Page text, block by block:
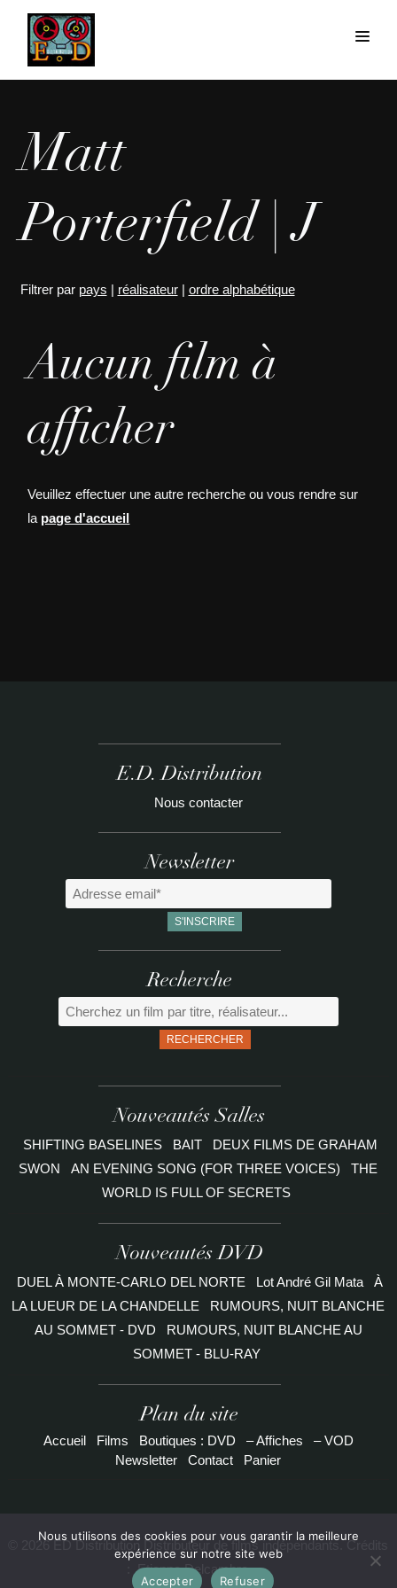
Matt
Porterfield | J
Filtrer par pays | réalisateur| ordre alphabétique
Aucun film à
afficher
Veuillez effectuer une autre recherche ou vous rendre sur
la page d'accueil
E.D. Distribution
Nous contacter
Newsletter
Recherche
RECHERCHER
Nouveautés Salles
SHIFTING BASELINES BAIT
DEUX FILMS DE GRAHAM
SWON
AN EVENING SONG (FOR THREE VOICES)
THE
WORLD IS FULL OF SECRETS
Nouveautés DVD
DUEL À MONTE-CARLO DEL NORTE Lot André Gil Mata
À
LA LUEUR DE LA CHANDELLE
RUMOURS, NUIT BLANCHE
AU SOMMET - DVD
RUMOURS, NUIT BLANCHE AU
SOMMET - BLU-RAY
Plan du site
Accueil Films Boutiques : DVD – Affiches
– VOD
Newsletter
Contact Panier
© 2026 ED Distribution Distributeur de films indépendants. Crédits
Etienne Delcambre
Nous utilisons des cookies pour vous garantir la meilleure
expérience sur notre site web
Accepter
Refuser